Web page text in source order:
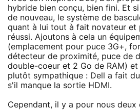
hybride bien conçu, bien fini. Et
de nouveau, le système de
quant à lui tout à fait novateur et
réussi. Ajoutons à cela un
(emplacement pour puce 3G+,
détecteur de proximité, puce de
double-coeur et 2 Go de RAM)
plutôt sympathique : Dell a fait
s'il manque la sortie HDMI.
Cependant, il y a pour nous deux